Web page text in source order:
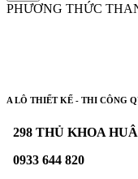
PHƯƠNG THỨC
A LÔ THIẾT KẾ - THI CÔNG
298 THỦ KHOA
0933 644 820